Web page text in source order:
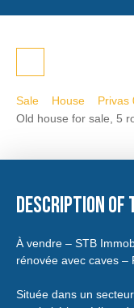
Sale House
Privas
Old house for sale, 5
Description
À vendre – STB
rénovée avec caves –
Située dans un